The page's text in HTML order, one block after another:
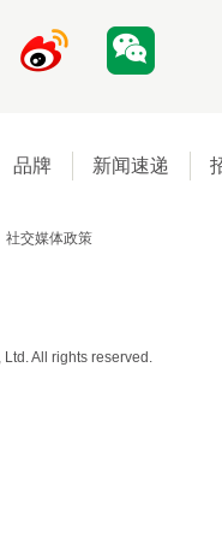
品牌 新闻速递
社交媒体政策
All rights reserved.